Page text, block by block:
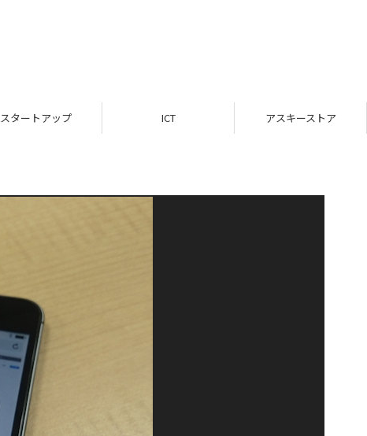
スタートアップ ICT アスキーストア